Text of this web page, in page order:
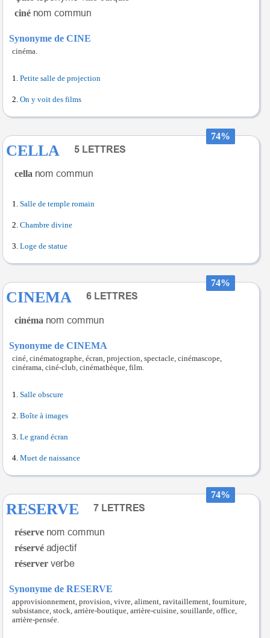
ciné
Synonyme de CINE
cinéma.
Petite salle de projection
On y voit des films
74%
CELLA
cella
Salle de temple romain
Chambre divine
Loge de statue
74%
CINEMA
cinéma
Synonyme de CINEMA
ciné, cinématographe, écran, projection, spectacle, cinémascope,
cinérama, ciné-club, cinémathèque, film.
Salle obscure
Boîte à images
Le grand écran
Muet de naissance
74%
RESERVE
réserve
réservé
réserver
Synonyme de RESERVE
approvisionnement, provision, vivre, aliment, ravitaillement, fourniture,
subsistance, stock, arrière-boutique, arrière-cuisine, souillarde, office,
arrière-pensée.